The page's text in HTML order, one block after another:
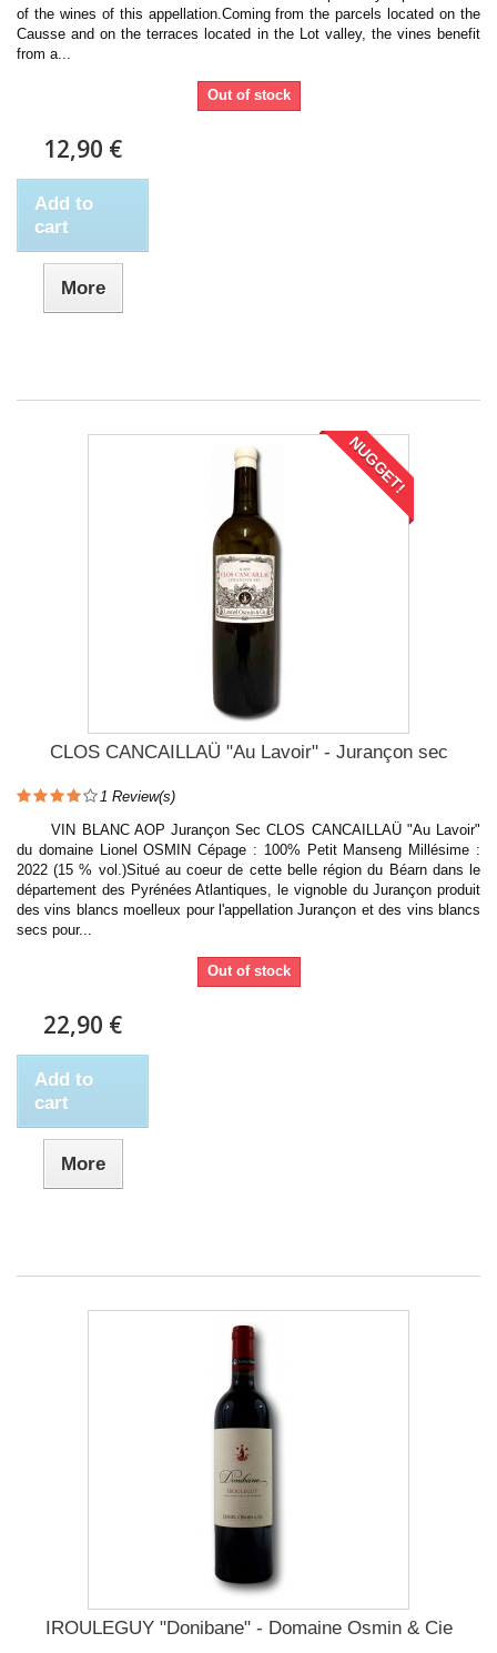
of the wines of this appellation.Coming from the parcels located on the
Causse and on the terraces located in the Lot valley, the vines benefit
from a...
Out of stock
12,90 €
Add to
cart
More
NUGGET!
CLOS CANCAILLAÜ "Au Lavoir" - Jurançon sec
1 Review(s)
VIN BLANC AOP Jurançon Sec CLOS CANCAILLAÜ "Au Lavoir"
du domaine Lionel OSMIN Cépage : 100% Petit Manseng Millésime :
2022 (15 % vol.)Situé au coeur de cette belle région du Béarn dans le
département des Pyrénées Atlantiques, le vignoble du Jurançon produit
des vins blancs moelleux pour l'appellation Jurançon et des vins blancs
secs pour...
Out of stock
22,90 €
Add to
cart
More
IROULEGUY "Donibane" - Domaine Osmin & Cie